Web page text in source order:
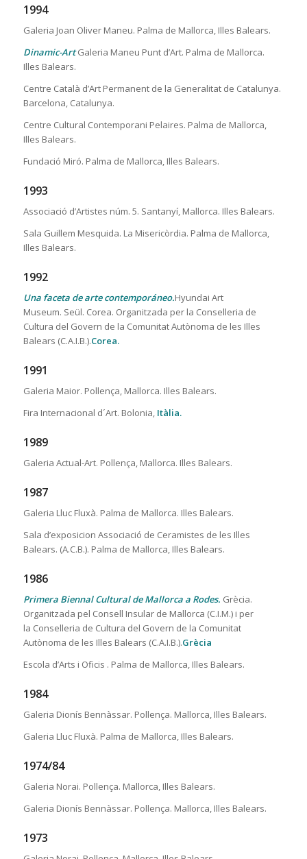
1994
Galeria Joan Oliver Maneu. Palma de Mallorca, Illes Balears.
Dinamic-ArtGaleria Maneu Punt d’Art. Palma de Mallorca.
Illes Balears.
Centre Català d’Art Permanent de la Generalitat de Catalunya.
Barcelona, Catalunya.
Centre Cultural Contemporani Pelaires. Palma de Mallorca,
Illes Balears.
Fundació Miró. Palma de Mallorca, Illes Balears.
1993
Associació d’Artistes núm. 5. Santanyí, Mallorca. Illes Balears.
Sala Guillem Mesquida. La Misericòrdia. Palma de Mallorca,
Illes Balears.
1992
Una faceta de arte contemporáneo.Hyundai Art
Museum. Seül. Corea. Organitzada per la Conselleria de
Cultura del Govern de la Comunitat Autònoma de les Illes
Balears (C.A.I.B.).Corea.
1991
Galeria Maior. Pollença, Mallorca. Illes Balears.
Fira Internacional d´Art. Bolonia, Itàlia.
1989
Galeria Actual-Art. Pollença, Mallorca. Illes Balears.
1987
Galeria Lluc Fluxà. Palma de Mallorca. Illes Balears.
Sala d’exposicion Associació de Ceramistes de les Illes
Balears. (A.C.B.). Palma de Mallorca, Illes Balears.
1986
Primera Biennal Cultural de Mallorca a Rodes. Grècia.
Organitzada pel Consell Insular de Mallorca (C.I.M.) i per
la Conselleria de Cultura del Govern de la Comunitat
Autònoma de les Illes Balears (C.A.I.B.).Grècia
Escola d’Arts i Oficis . Palma de Mallorca, Illes Balears.
1984
Galeria Dionís Bennàssar. Pollença. Mallorca, Illes Balears.
Galeria Lluc Fluxà. Palma de Mallorca, Illes Balears.
1974/84
Galeria Norai. Pollença. Mallorca, Illes Balears.
Galeria Dionís Bennàssar. Pollença. Mallorca, Illes Balears.
1973